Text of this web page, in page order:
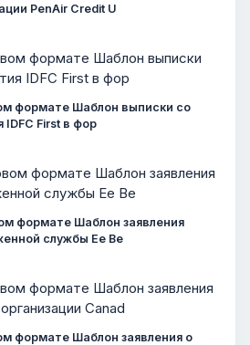
PenAir Credit U
формате Шаблон выписки со
IDFC First в фор
формате Шаблон заявления
службы Ее Ве
формате Шаблон заявления о